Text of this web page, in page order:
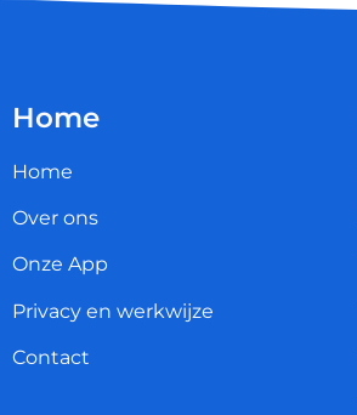
Home
Home
Over ons
Onze App
Privacy en werkwijze
Contact